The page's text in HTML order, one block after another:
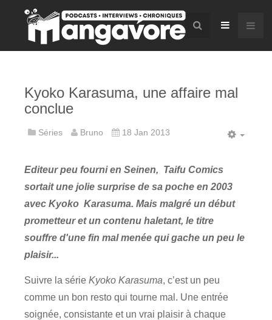
Kyoko Karasuma, une affaire mal
conclue
Séries Bruno 18 Jan 2013
Editeur peu fourni en Seinen, Taifu Comics
sortait une jolie surprise de sa poche en 2003
avec Kyoko Karasuma. Mais malgré un début
prometteur et un contenu haletant, le titre
souffre d'une fin mal menée qui gache un peu le
plaisir...
Suivre la série Kyoko Karasuma, c’est un peu
comme un bon resto qui tourne mal. Une entrée
soignée, consistante et un vrai plaisir à chaque